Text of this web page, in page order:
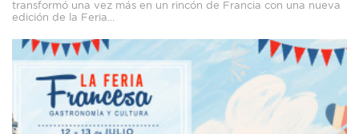
transformó una vez más en un rincón de Francia con una nueva
edición de la Feria...